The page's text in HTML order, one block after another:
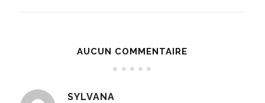
AUCUN COMMENTAIRE
SYLVANA